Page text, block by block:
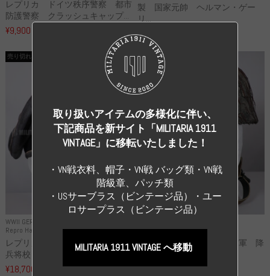
レプリカ ドイツ秩序警察 都市
防護警察 クラッシュキャップ...
¥9,900
製 国家元帥 ヘルマン・ゲー
リ...
¥55,000
WWII GERMANY
Repro Hat and Cap SS and WSS
売り切れ
レプリカ 武装親衛隊 WSS 歩
兵将校 クラッシュキャップ ...
¥18,700
Repro Hat and Cap Luftwaffe
売り切れ
高品質レプリカ ドイツ空軍 降
下猟兵 ヘルメット
¥49,800
取り扱いアイテムの多様化に伴い、
下記商品を新サイト「MILITARIA 1911
VINTAGE」に移転いたしました！
・VN戦衣料、帽子・VN戦 バッグ類・VN戦
階級章、パッチ類
・USサーブラス（ビンテージ品）・ユー
ロサープラス（ビンテージ品）
MILITARIA 1911 VINTAGE へ移動